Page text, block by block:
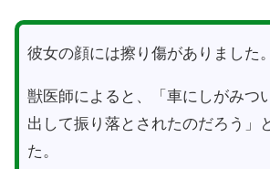
彼女の顔には擦り傷がありました。
獣医師によると、「車にしがみつ
出して振り落とされたのだろう」
た。